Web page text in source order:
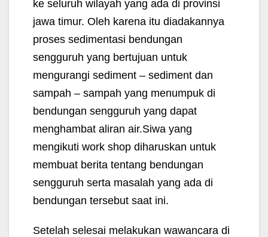
ke seluruh wilayah yang ada di provinsi
jawa timur. Oleh karena itu diadakannya
proses sedimentasi bendungan
sengguruh yang bertujuan untuk
mengurangi sediment – sediment dan
sampah – sampah yang menumpuk di
bendungan sengguruh yang dapat
menghambat aliran air.Siwa yang
mengikuti work shop diharuskan untuk
membuat berita tentang bendungan
sengguruh serta masalah yang ada di
bendungan tersebut saat ini.
Setelah selesai melakukan wawancara di